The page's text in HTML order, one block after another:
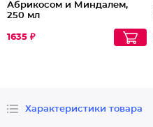
Абрикосом и Миндалем,
250 мл
1635 ₽
Характеристики товара